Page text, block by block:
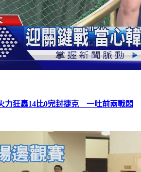
力狂轟14比0完封捷克 一吐前兩戰悶